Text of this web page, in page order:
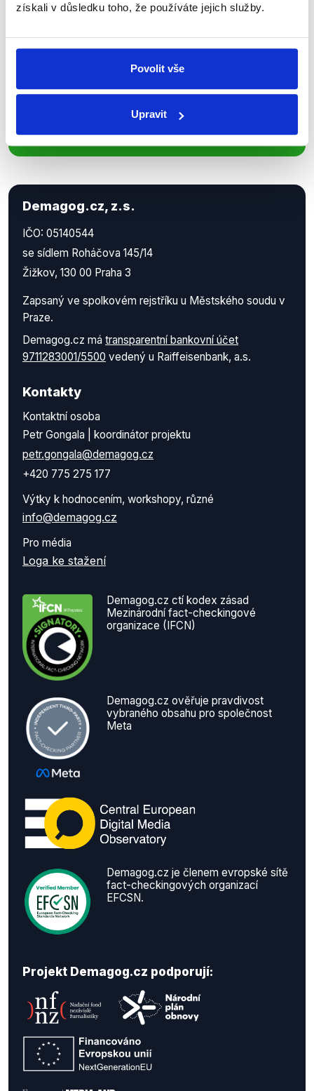
získali v důsledku toho, že používáte jejich služby.
Povolit vše
Upravit
z Demagog.cz. Sdílením našich
práci.
Demagog.cz, z.s.
IČO: 05140544
se sídlem Roháčova 145/14
Žižkov, 130 00 Praha 3
Zapsaný ve spolkovém rejstříku u Městského soudu v
Praze.
Demagog.cz má transparentní bankovní účet
9711283001/5500 vedený u Raiffeisenbank, a.s.
Kontakty
Kontaktní osoba
Petr Gongala | koordinátor projektu
petr.gongala@demagog.cz
+420 775 275 177
Výtky k hodnocením, workshopy, různé
info@demagog.cz
Pro média
Loga ke stažení
Demagog.cz ctí kodex zásad
Mezinárodní fact-checkingové
organizace (IFCN)
Demagog.cz ověřuje pravdivost
vybraného obsahu pro společnost
Meta
Demagog.cz je členem evropské sítě
fact-checkingových organizací
EFCSN.
Projekt Demagog.cz podporují: